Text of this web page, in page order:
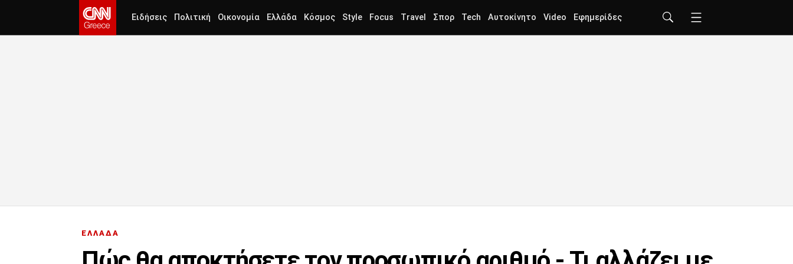
Ειδήσεις Πολιτική Οικονομία Ελλάδα Κόσμος Style Focus Travel Σπορ Tech Αυτοκίνητο Video Εφημερίδες
ΕΛΛΑΔΑ